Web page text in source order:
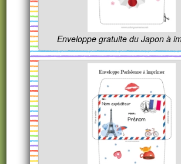
Enveloppe gratuite du Japon à